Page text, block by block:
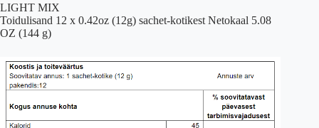
LIGHT MIX
Toidulisand 12 x 0.42oz (12g) sachet-kotikest Netokaal 5.08
OZ (144 g)